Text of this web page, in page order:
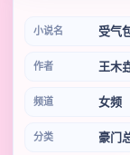
小说名 受气
作者 王木
频道 女频
分类 豪门